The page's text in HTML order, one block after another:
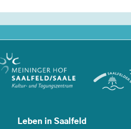
Leben in Saalfeld